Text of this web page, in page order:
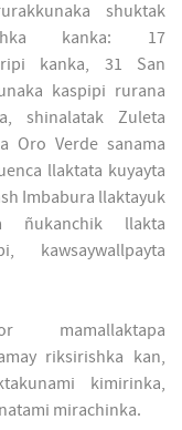
shuktak
kanka: 17
kanka, 31 San
kaspipi rurana
shinalatak Zuleta
Oro Verde sanama
llaktata kuyayta
Imbabura llaktayuk
llakta
kawsaywallpayta
riksirishka kan,
kimirinka,
mirachinka.